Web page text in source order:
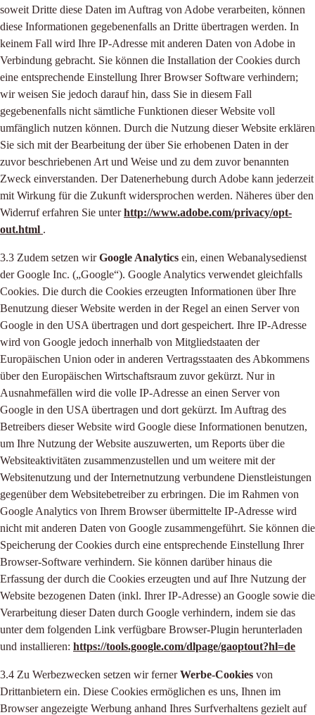
soweit Dritte diese Daten im Auftrag von Adobe verarbeiten, können
diese Informationen gegebenenfalls an Dritte übertragen werden. In
keinem Fall wird Ihre IP-Adresse mit anderen Daten von Adobe in
Verbindung gebracht. Sie können die Installation der Cookies durch
eine entsprechende Einstellung Ihrer Browser Software verhindern;
wir weisen Sie jedoch darauf hin, dass Sie in diesem Fall
gegebenenfalls nicht sämtliche Funktionen dieser Website voll
umfänglich nutzen können. Durch die Nutzung dieser Website erklären
Sie sich mit der Bearbeitung der über Sie erhobenen Daten in der
zuvor beschriebenen Art und Weise und zu dem zuvor benannten
Zweck einverstanden. Der Datenerhebung durch Adobe kann jederzeit
mit Wirkung für die Zukunft widersprochen werden. Näheres über den
Widerruf erfahren Sie unterhttp://www.adobe.com/privacy/opt-
out.html .
3.3 Zudem setzen wirGoogle Analytics ein, einen Webanalysedienst
der Google Inc. („Google“). Google Analytics verwendet gleichfalls
Cookies. Die durch die Cookies erzeugten Informationen über Ihre
Benutzung dieser Website werden in der Regel an einen Server von
Google in den USA übertragen und dort gespeichert. Ihre IP-Adresse
wird von Google jedoch innerhalb von Mitgliedstaaten der
Europäischen Union oder in anderen Vertragsstaaten des Abkommens
über den Europäischen Wirtschaftsraum zuvor gekürzt. Nur in
Ausnahmefällen wird die volle IP-Adresse an einen Server von
Google in den USA übertragen und dort gekürzt. Im Auftrag des
Betreibers dieser Website wird Google diese Informationen benutzen,
um Ihre Nutzung der Website auszuwerten, um Reports über die
Websiteaktivitäten zusammenzustellen und um weitere mit der
Websitenutzung und der Internetnutzung verbundene Dienstleistungen
gegenüber dem Websitebetreiber zu erbringen. Die im Rahmen von
Google Analytics von Ihrem Browser übermittelte IP-Adresse wird
nicht mit anderen Daten von Google zusammengeführt. Sie können die
Speicherung der Cookies durch eine entsprechende Einstellung Ihrer
Browser-Software verhindern. Sie können darüber hinaus die
Erfassung der durch die Cookies erzeugten und auf Ihre Nutzung der
Website bezogenen Daten (inkl. Ihrer IP-Adresse) an Google sowie die
Verarbeitung dieser Daten durch Google verhindern, indem sie das
unter dem folgenden Link verfügbare Browser-Plugin herunterladen
und installieren: https://tools.google.com/dlpage/gaoptout?hl=de
3.4 Zu Werbezwecken setzen wir fernerWerbe-Cookies von
Drittanbietern ein. Diese Cookies ermöglichen es uns, Ihnen im
Browser angezeigte Werbung anhand Ihres Surfverhaltens gezielt auf